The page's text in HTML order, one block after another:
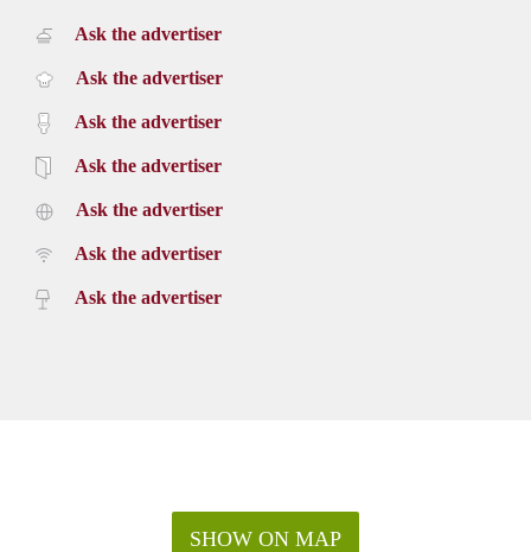
Ask the advertiser
Ask the advertiser
Ask the advertiser
Ask the advertiser
Ask the advertiser
Ask the advertiser
Ask the advertiser
SHOW ON MAP